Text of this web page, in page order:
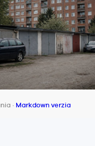
· Markdown verzia